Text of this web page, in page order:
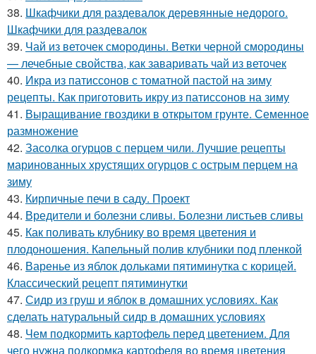
38. Шкафчики для раздевалок деревянные недорого.
Шкафчики для раздевалок
39. Чай из веточек смородины. Ветки черной смородины
— лечебные свойства, как заваривать чай из веточек
40. Икра из патиссонов с томатной пастой на зиму
рецепты. Как приготовить икру из патиссонов на зиму
41. Выращивание гвоздики в открытом грунте. Семенное
размножение
42. Засолка огурцов с перцем чили. Лучшие рецепты
маринованных хрустящих огурцов с острым перцем на
зиму
43. Кирпичные печи в саду. Проект
44. Вредители и болезни сливы. Болезни листьев сливы
45. Как поливать клубнику во время цветения и
плодоношения. Капельный полив клубники под пленкой
46. Варенье из яблок дольками пятиминутка с корицей.
Классический рецепт пятиминутки
47. Сидр из груш и яблок в домашних условиях. Как
сделать натуральный сидр в домашних условиях
48. Чем подкормить картофель перед цветением. Для
чего нужна подкормка картофеля во время цветения